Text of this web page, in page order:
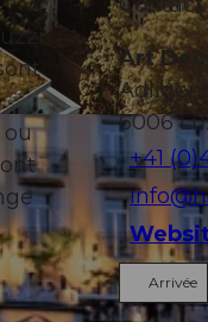
ou
Art
6006
+41
Arrivée